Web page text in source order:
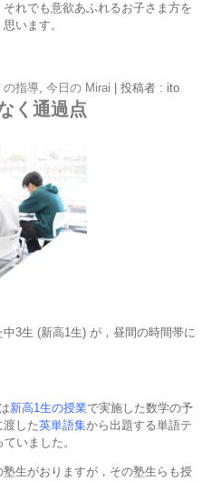
れでも意欲あふれるお子さま方を
います。
の指導, 今日の Mirai 投稿者 : ito
く通過点
3生 (新高1生) が，昼間の時間帯に
新高1生の授業で実施した数学の予
渡した英単語集から出題する単語テ
いました。
生がおりますが，その塾生らも授